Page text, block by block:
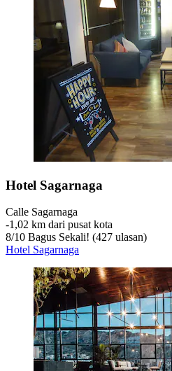
Hotel Sagarnaga
Calle Sagarnaga
‐1,02 km dari pusat kota
8/10 Bagus Sekali! (427 ulasan)
Hotel Sagarnaga